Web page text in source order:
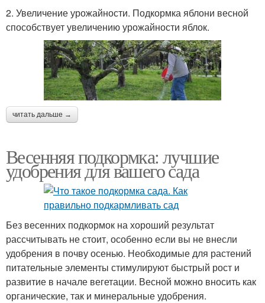
2. Увеличение урожайности. Подкормка яблони весной
способствует увеличению урожайности яблок.
читать дальше →
Весенняя подкормка: лучшие
удобрения для вашего сада
Без весенних подкормок на хороший результат
рассчитывать не стоит, особенно если вы не внесли
удобрения в почву осенью. Необходимые для растений
питательные элементы стимулируют быстрый рост и
развитие в начале вегетации. Весной можно вносить как
органические, так и минеральные удобрения.